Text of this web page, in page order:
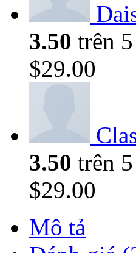
3.50 trên
$29.00
3.50 trên
$29.00
Mô tả